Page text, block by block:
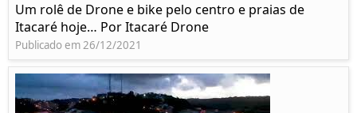
Um rolê de Drone e bike pelo centro e praias de
Itacaré hoje… Por Itacaré Drone
Publicado em 26/12/2021